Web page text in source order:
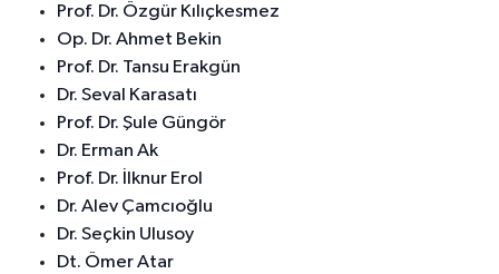
Prof. Dr. Özgür Kılıçkesmez
Op. Dr. Ahmet Bekin
Prof. Dr. Tansu Erakgün
Dr. Seval Karasatı
Prof. Dr. Şule Güngör
Dr. Erman Ak
Prof. Dr. İlknur Erol
Dr. Alev Çamcıoğlu
Dr. Seçkin Ulusoy
Dt. Ömer Atar